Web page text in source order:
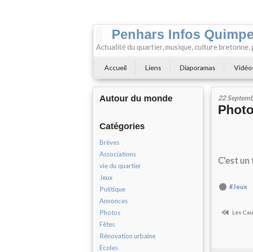
Penhars Infos
Actualité du quartier, musique, culture
Accueil Liens Diaporamas
Autour du monde
Catégories
Brèves
Associations
vie du quartier
Jeux
Politique
Annonces
Photos
Fêtes
Rénovation urbaine
Ecoles
22
C'est un
#Jeux
Les